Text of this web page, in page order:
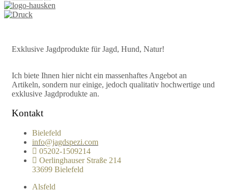
Exklusive Jagdprodukte für Jagd, Hund, Natur!
Ich biete Ihnen hier nicht ein massenhaftes Angebot an
Artikeln, sondern nur einige, jedoch qualitativ hochwertige und
exklusive Jagdprodukte an.
Kontakt
Bielefeld
info@jagdspezi.com
05202-1509214
Oerlinghauser Straße 214
33699 Bielefeld
Alsfeld